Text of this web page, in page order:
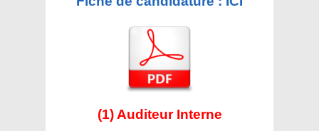
(1) Auditeur Interne